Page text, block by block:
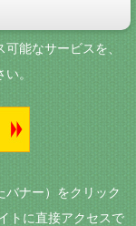
能なサービスを、
。
バナー）をクリック
トに直接アクセスで